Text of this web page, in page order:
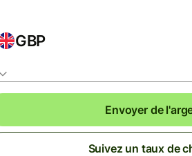
GBP
Envoyer de
Suivez un taux de